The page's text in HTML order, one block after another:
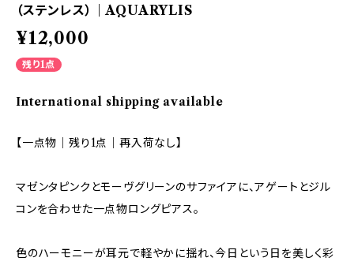
（ステンレス）｜AQUARYLIS
¥12,000
残り1点
International shipping available
【一点物｜残り1点｜再入荷なし】
マゼンタピンクとモーヴグリーンのサファイアに、アゲートとジル
コンを合わせた一点物ロングピアス。
色のハーモニーが耳元で軽やかに揺れ、今日という日を美しく彩